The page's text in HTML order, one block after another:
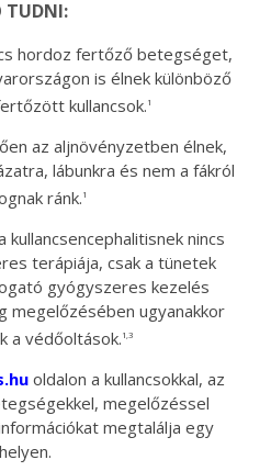
TUDNI:
hordoz fertőző betegséget,
is élnek különböző
kullancsok.1
az aljnövényzetben élnek,
lábunkra és nem a fákról
ránk.1
kullancsencephalitisnek nincs
terápiája, csak a tünetek
gyógyszeres kezelés
megelőzésében ugyanakkor
a védőoltások. 1,3
oldalon a kullancsokkal, az
megelőzéssel
megtalálja egy
helyen.